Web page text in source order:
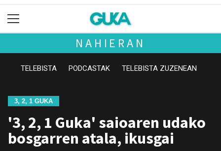
NAHIERAN
TELEBISTA PODCASTAK TELEBISTA ZUZENEAN
3, 2, 1 GUKA
'3, 2, 1 Guka' saioaren udako
bosgarren atala, ikusgai